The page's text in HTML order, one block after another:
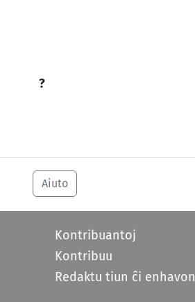
?
Aiuto
Kontribuantoj
Kontribuu
Redaktu tiun ĉi enhavon